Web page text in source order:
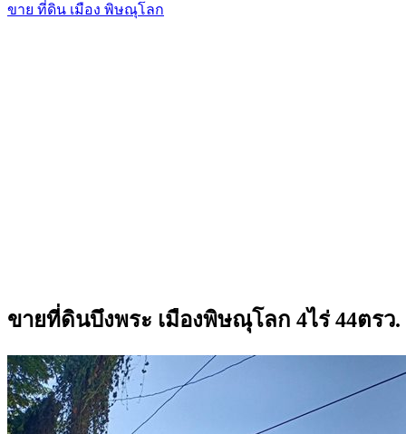
ขาย ที่ดิน เมือง พิษณุโลก
ขายที่ดินบึงพระ เมืองพิษณุโลก 4ไร่ 44ตรว